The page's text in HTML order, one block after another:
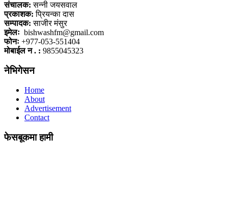
संचालक: सन्नी जयसवाल
प्रकाशक: प्रियन्का दास
सम्पादक: साजीर मंसुर
इमेलः bishwashfm@gmail.com
फोनः +977-053-551404
मोबाईल न . : 9855045323
नेभिगेसन
Home
About
Advertisement
Contact
फेसबूकमा हामी